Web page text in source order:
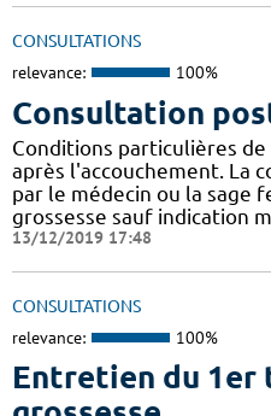
CONSULTATIONS
relevance: 100%
Consultation
Conditions particulières de
après l'accouchement. La
par le médecin ou la sage
grossesse sauf indication
13/12/2019 17:48
CONSULTATIONS
relevance: 100%
Entretien du 1er